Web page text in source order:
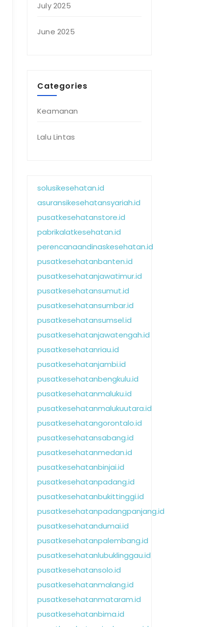
July 2025
June 2025
Categories
Keamanan
Lalu Lintas
solusikesehatan.id
asuransikesehatansyariah.id
pusatkesehatanstore.id
pabrikalatkesehatan.id
perencanaandinaskesehatan.id
pusatkesehatanbanten.id
pusatkesehatanjawatimur.id
pusatkesehatansumut.id
pusatkesehatansumbar.id
pusatkesehatansumsel.id
pusatkesehatanjawatengah.id
pusatkesehatanriau.id
pusatkesehatanjambi.id
pusatkesehatanbengkulu.id
pusatkesehatanmaluku.id
pusatkesehatanmalukuutara.id
pusatkesehatangorontalo.id
pusatkesehatansabang.id
pusatkesehatanmedan.id
pusatkesehatanbinjai.id
pusatkesehatanpadang.id
pusatkesehatanbukittinggi.id
pusatkesehatanpadangpanjang.id
pusatkesehatandumai.id
pusatkesehatanpalembang.id
pusatkesehatanlubuklinggau.id
pusatkesehatansolo.id
pusatkesehatanmalang.id
pusatkesehatanmataram.id
pusatkesehatanbima.id